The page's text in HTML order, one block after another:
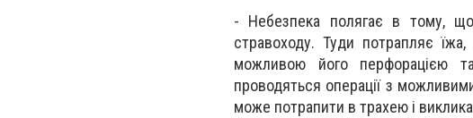
- Небезпека полягає в тому,
стравоходу. Туди потрапляє
можливою його перфорацією
проводяться операції з
може потрапити в трахею і